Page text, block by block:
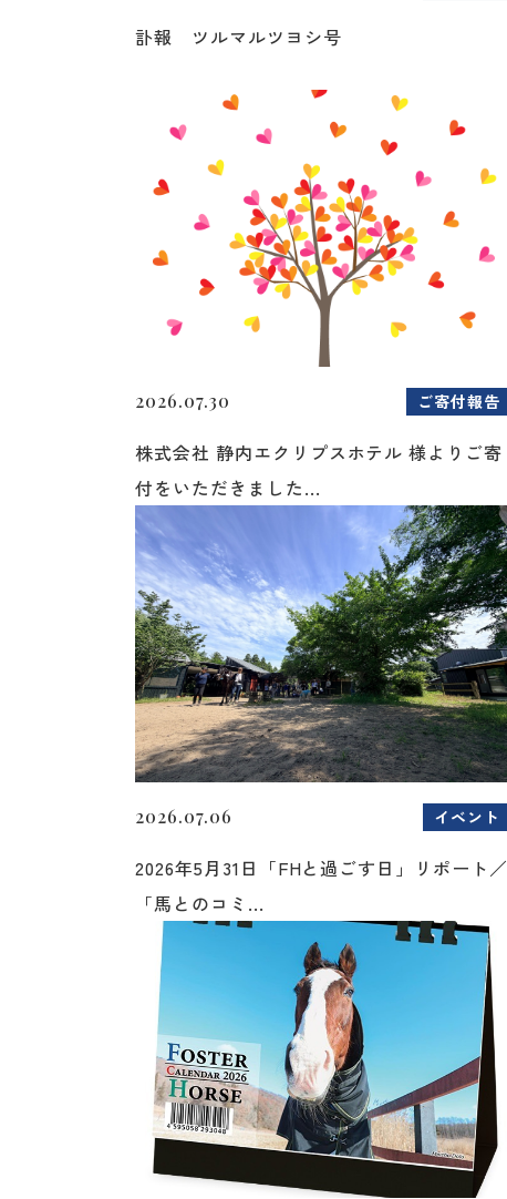
訃報 ツルマルツヨシ号
2026.07.30 ご寄付報告
株式会社 静内エクリプスホテル 様よりご寄
付をいただきました...
2026.07.06 イベント
2026年5月31日「FHと過ごす日」リポート／
「馬とのコミ...